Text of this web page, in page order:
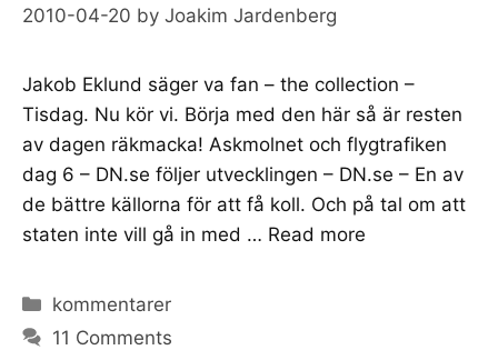
2010-04-20 by Joakim Jardenberg
Jakob Eklund säger va fan – the collection –
Tisdag. Nu kör vi. Börja med den här så är resten
av dagen räkmacka! Askmolnet och flygtrafiken
dag 6 – DN.se följer utvecklingen – DN.se – En av
de bättre källorna för att få koll. Och på tal om att
staten inte vill gå in med … Read more
Categories
kommentarer
11 Comments